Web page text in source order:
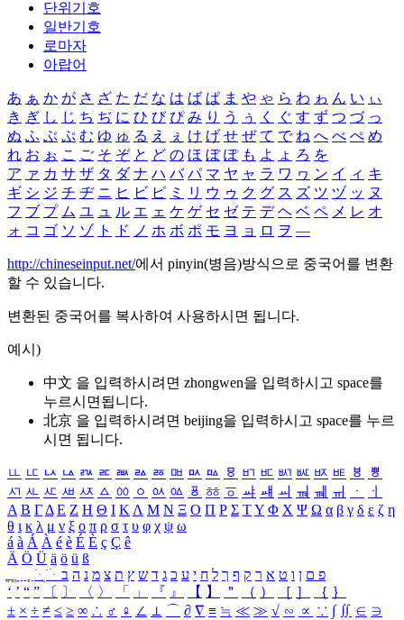
단위기호
일반기호
로마자
아랍어
あ ぁ か が さ ざ た だ な は ば ぱ ま や ゃ ら わ ゎ ん い ぃ
き ぎ し じ ち ぢ に ひ び ぴ み り う ぅ く ぐ す ず つ づ っ
ぬ ふ ぶ ぷ む ゆ ゅ る え ぇ け げ せ ぜ て で ね へ べ ぺ め
れ お ぉ こ ご そ ぞ と ど の ほ ぼ ぽ も よ ょ ろ を
ア ァ カ サ ザ タ ダ ナ ハ バ パ マ ヤ ャ ラ ワ ヮ ン イ ィ キ
ギ シ ジ チ ヂ ニ ヒ ビ ピ ミ リ ウ ゥ ク グ ス ズ ツ ヅ ッ ヌ
フ ブ プ ム ユ ュ ル エ ェ ケ ゲ セ ゼ テ デ ヘ ベ ペ メ レ オ
ォ コ ゴ ソ ゾ ト ド ノ ホ ボ ポ モ ヨ ョ ロ ヲ ―
http://chineseinput.net/에서 pinyin(병음)방식으로 중국어를 변환
할 수 있습니다.
변환된 중국어를 복사하여 사용하시면 됩니다.
예시)
中文 을 입력하시려면 zhongwen을 입력하시고 space를
누르시면됩니다.
北京 을 입력하시려면 beijing을 입력하시고 space를 누르
시면 됩니다.
ㅥ ㅦ ㅧ ㅨ ㅩ ㅪ ㅫ ㅬ ㅭ ㅮ ㅯ ㅰ ㅱ ㅲ ㅳ ㅴ ㅵ ㅶ ㅷ ㅸ
ㅹ
ㅺ ㅻ ㅼ ㅽ ㅾ ㅿ ㆀ ㆁ ㆂ ㆃ ㆄ ㆅ ㆆ ㆇ ㆈ ㆉ ㆊ ㆋ ㆌ ㆍ
ㆎ
Α Β ΓΔ Ε Ζ Η Θ Ι ΚΛ Μ Ν Ξ Ο Π Ρ Σ ΤΥ Φ Χ Ψ Ω α β γ δ ε ζ η
θ ι κ λ μ ν ξ ο π ρ σ τ υ φ χ ψ ω
á à Á À é è É È ç Ç ê
Ä Ö Ü ä ö ü ß
ִֶֹ ֻּ ׁׂ פ ם ן ו ט א ר ק ף ך ל ח י ע כ ג ד ש ץ ת צ מ נ ה ב
‘ ’ “ ” 〔 〕 〈 〉 「 」 『 』 【 】 ＂ （ ） ［ ］ ｛ ｝
± × ÷ ≠ ≤ ≥ ∞ ∴ ♂ ♀ ∠ ⊥ ⌒ ∂ ∇ ≡ ≒ ≪ ≫ √ ∽ ∝ ∵ ∫ ∬ ∈ ∋